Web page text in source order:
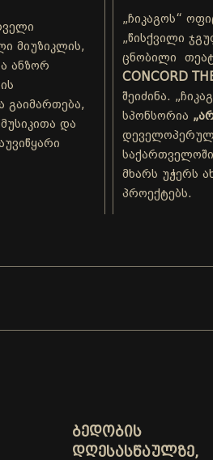
მიუზიკლის,
ანზორ
გაიმართება,
და
„ჩიკაგოს“
„წისქვილი
ცნობილი
CONCORD
შეიძინა.
სპონსორია
მხარს უჭერს
პროექტებს.
ᲑᲔᲓᲝᲑᲘᲡ
ᲓᲦᲔᲡᲐᲡᲬᲐᲣᲚᲖᲔ,